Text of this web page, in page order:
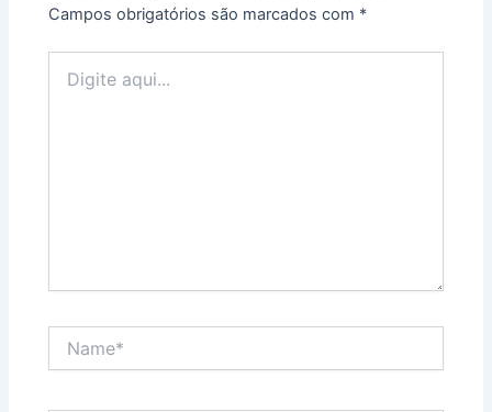
Campos obrigatórios são marcados com *
aqui...